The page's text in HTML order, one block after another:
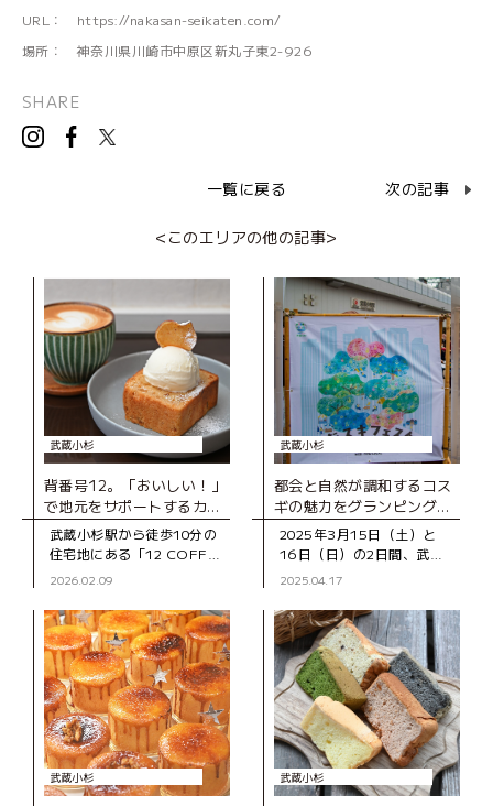
URL：
https://nakasan-seikaten.com/
場所：
神奈川県川崎市中原区新丸子東2-926
SHARE
一覧に戻る 次の記事
<このエリアの他の記事>
武蔵小杉
背番号12。「おいしい！」
で地元をサポートするカフ
ェ
武蔵小杉駅から徒歩10分の
住宅地にある「12 COFFEE
AND BAKE（ジュウニ コー
2023年にオープンした、ご
夫婦で営むカウ
2026.02.09
武蔵小杉
都会と自然が調和するコス
ギの魅力をグランピング気
分で堪能！「街スキフェス
タ THE 武蔵小杉 with
2025年3月15日（土）と
16日（日）の2日間、武蔵
小杉の駅前広場「こすぎコ
フェスタ THE 武蔵小杉
with FIND LOCAL
2025.04.17
武蔵小杉 武蔵小杉